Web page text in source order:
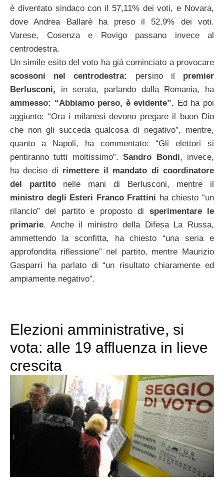
è diventato sindaco con il 57,11% dei voti, e Novara,
dove Andrea Ballarè ha preso il 52,9% dei voti.
Varese, Cosenza e Rovigo passano invece al
centrodestra.
Un simile esito del voto ha già cominciato a provocare
scossoni nel centrodestra:
persino il premier
Berlusconi, in serata, parlando dalla Romania, ha
ammesso: “Abbiamo perso, è evidente”. Ed ha poi
aggiunto: “Ora i milanesi devono pregare il buon Dio
che non gli succeda qualcosa di negativo”, mentre,
quanto a Napoli, ha commentato: “Gli elettori si
pentiranno tutti moltissimo”.Sandro Bondi, invece,
ha deciso di rimettere il mandato di coordinatore
del partitonelle mani di Berlusconi, mentre il
ministro degli Esteri Franco Frattini ha chiesto “un
rilancio” del partito e proposto di sperimentare le
primarie. Anche il ministro della Difesa La Russa,
ammettendo la sconfitta, ha chiesto “una seria e
approfondita riflessione” nel partito, mentre Maurizio
Gasparri ha parlato di “un risultato chiaramente ed
ampiamente negativo”.
Elezioni amministrative, si
vota: alle 19 affluenza in lieve
crescita